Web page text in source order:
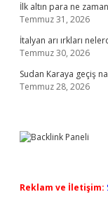
İlk altın para ne
Temmuz 31, 2026
İtalyan arı ırkları
Temmuz 30, 2026
Sudan Karaya geçiş
Temmuz 28, 2026
Reklam ve İletişim: